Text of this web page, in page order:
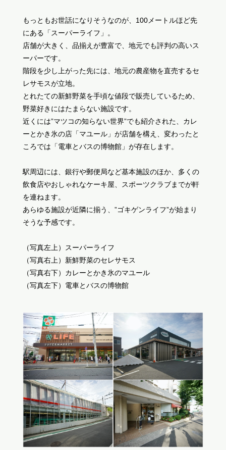
もっともお世話になりそうなのが、100メートルほど先
にある「スーパーライフ」。
店舗が大きく、品揃えが豊富で、地元でも評判の高いス
ーパーです。
階段を少し上がった先には、地元の農産物を直売するセ
レサモスが立地。
とれたての新鮮野菜を手頃な値段で販売しているため、
野菜好きにはたまらない施設です。
近くには”マツコの知らない世界”でも紹介された、カレ
ーとかき氷の店「マユール」が店舗を構え、変わったと
ころでは「電車とバスの博物館」が存在します。
駅周辺には、銀行や郵便局など基本施設のほか、多くの
飲食店やおしゃれなケーキ屋、スポーツクラブまでが軒
を連ねます。
あらゆる施設が近隣に揃う、”ゴキゲンライフ”が始まり
そうな予感です。
（写真左上）スーパーライフ
（写真右上）新鮮野菜のセレサモス
（写真右下）カレーとかき氷のマユール
（写真左下）電車とバスの博物館